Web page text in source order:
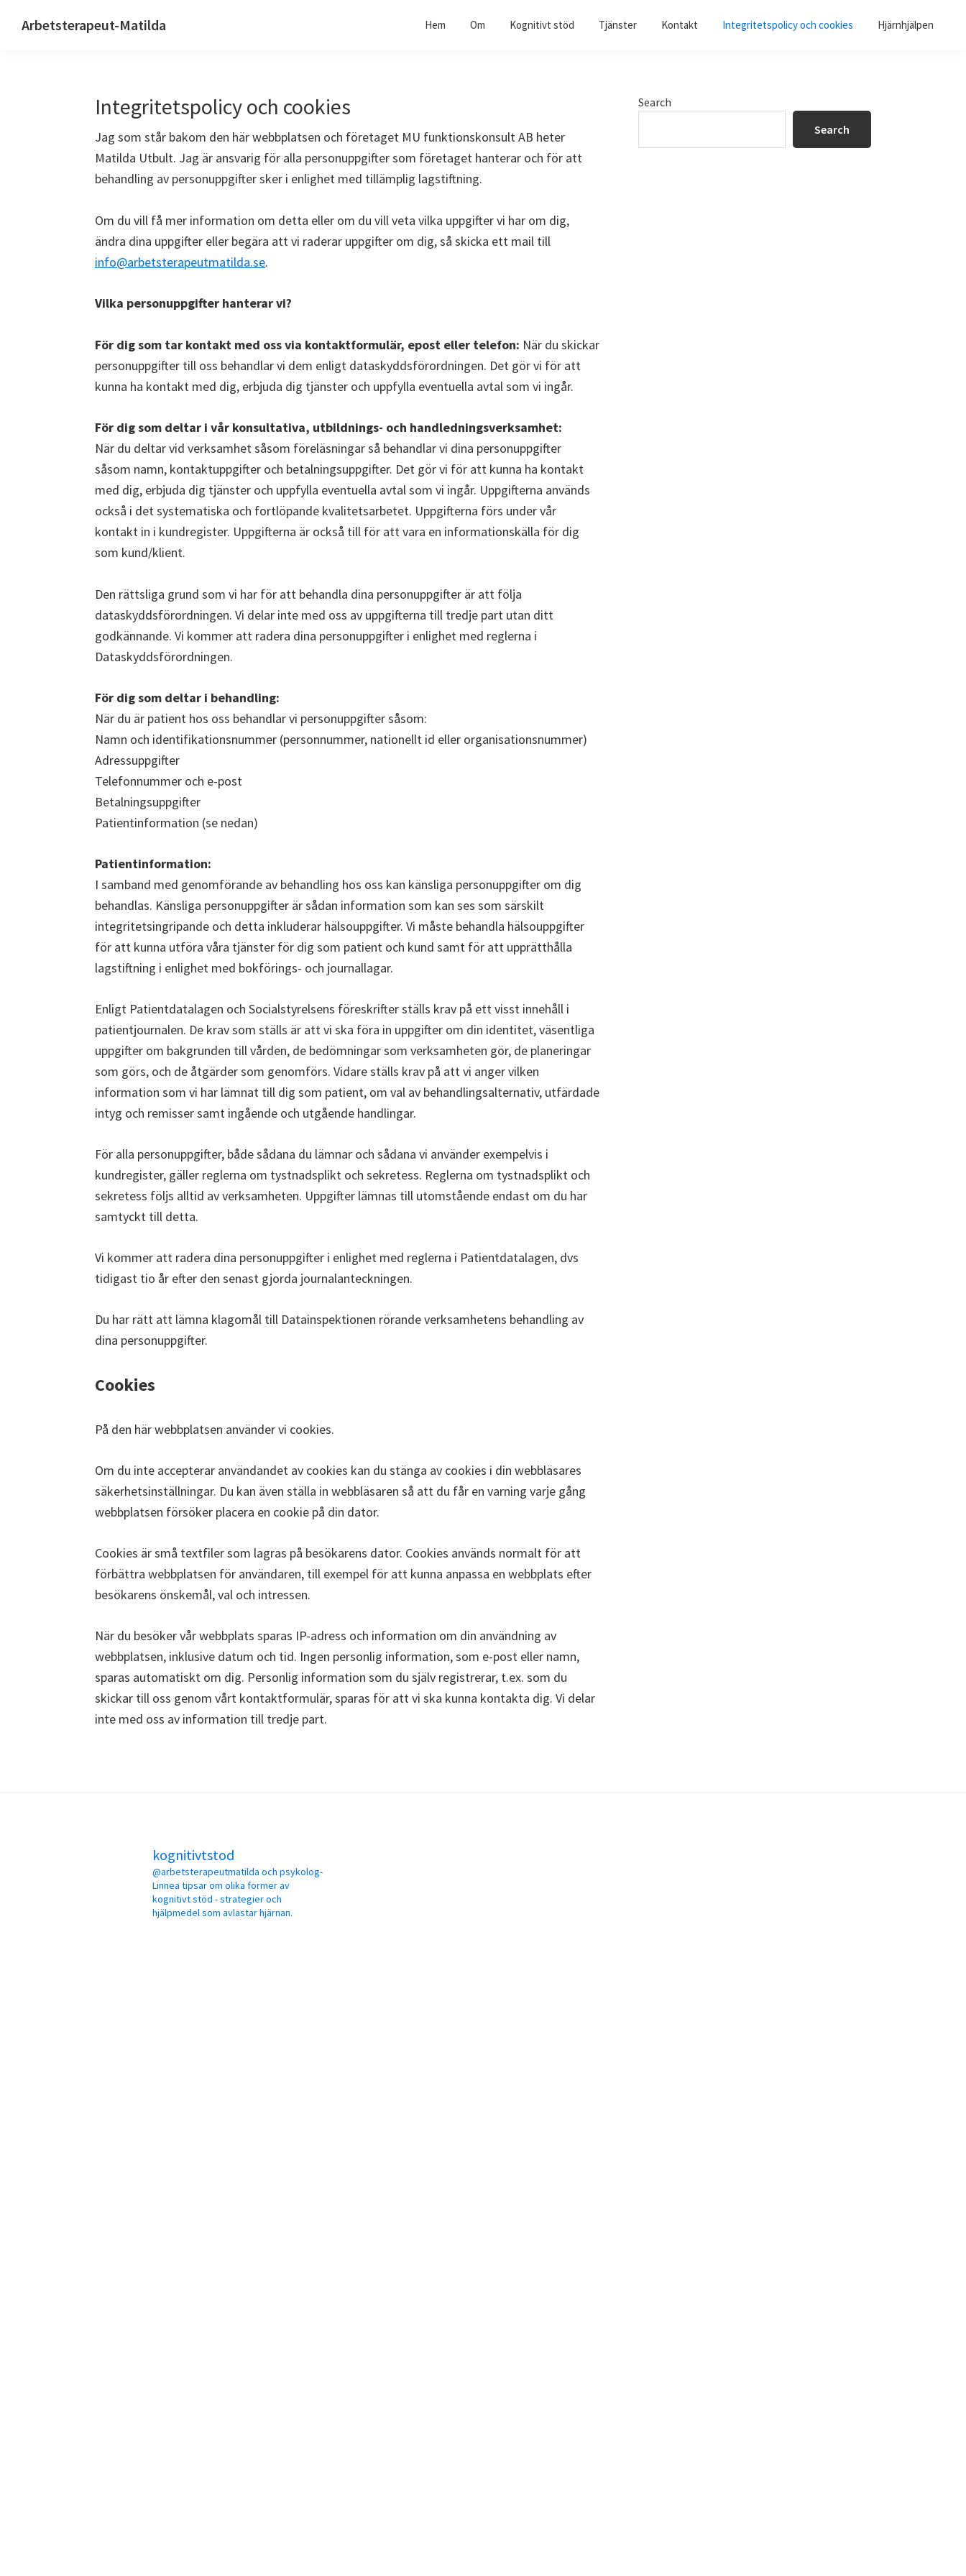
Arbetsterapeut-Matilda Hem Om Kognitivt stöd Tjänster Kontakt Integritetspolicy och cookies Hjärnhjälpen
Integritetspolicy och cookies
Jag som står bakom den här webbplatsen och företaget MU funktionskonsult AB heter
Matilda Utbult. Jag är ansvarig för alla personuppgifter som företaget hanterar och för att
behandling av personuppgifter sker i enlighet med tillämplig lagstiftning.
Om du vill få mer information om detta eller om du vill veta vilka uppgifter vi har om dig,
ändra dina uppgifter eller begära att vi raderar uppgifter om dig, så skicka ett mail till
info@arbetsterapeutmatilda.se.
Vilka personuppgifter hanterar vi?
För dig som tar kontakt med oss via kontaktformulär, epost eller telefon: När du skickar
personuppgifter till oss behandlar vi dem enligt dataskyddsförordningen. Det gör vi för att
kunna ha kontakt med dig, erbjuda dig tjänster och uppfylla eventuella avtal som vi ingår.
För dig som deltar i vår konsultativa, utbildnings- och handledningsverksamhet:
När du deltar vid verksamhet såsom föreläsningar så behandlar vi dina personuppgifter
såsom namn, kontaktuppgifter och betalningsuppgifter. Det gör vi för att kunna ha kontakt
med dig, erbjuda dig tjänster och uppfylla eventuella avtal som vi ingår. Uppgifterna används
också i det systematiska och fortlöpande kvalitetsarbetet. Uppgifterna förs under vår
kontakt in i kundregister. Uppgifterna är också till för att vara en informationskälla för dig
som kund/klient.
Den rättsliga grund som vi har för att behandla dina personuppgifter är att följa
dataskyddsförordningen. Vi delar inte med oss av uppgifterna till tredje part utan ditt
godkännande. Vi kommer att radera dina personuppgifter i enlighet med reglerna i
Dataskyddsförordningen.
För dig som deltar i behandling:
När du är patient hos oss behandlar vi personuppgifter såsom:
Namn och identifikationsnummer (personnummer, nationellt id eller organisationsnummer)
Adressuppgifter
Telefonnummer och e-post
Betalningsuppgifter
Patientinformation (se nedan)
Patientinformation:
I samband med genomförande av behandling hos oss kan känsliga personuppgifter om dig
behandlas. Känsliga personuppgifter är sådan information som kan ses som särskilt
integritetsingripande och detta inkluderar hälsouppgifter. Vi måste behandla hälsouppgifter
för att kunna utföra våra tjänster för dig som patient och kund samt för att upprätthålla
lagstiftning i enlighet med bokförings- och journallagar.
Enligt Patientdatalagen och Socialstyrelsens föreskrifter ställs krav på ett visst innehåll i
patientjournalen. De krav som ställs är att vi ska föra in uppgifter om din identitet, väsentliga
uppgifter om bakgrunden till vården, de bedömningar som verksamheten gör, de planeringar
som görs, och de åtgärder som genomförs. Vidare ställs krav på att vi anger vilken
information som vi har lämnat till dig som patient, om val av behandlingsalternativ, utfärdade
intyg och remisser samt ingående och utgående handlingar.
För alla personuppgifter, både sådana du lämnar och sådana vi använder exempelvis i
kundregister, gäller reglerna om tystnadsplikt och sekretess. Reglerna om tystnadsplikt och
sekretess följs alltid av verksamheten. Uppgifter lämnas till utomstående endast om du har
samtyckt till detta.
Vi kommer att radera dina personuppgifter i enlighet med reglerna i Patientdatalagen, dvs
tidigast tio år efter den senast gjorda journalanteckningen.
Du har rätt att lämna klagomål till Datainspektionen rörande verksamhetens behandling av
dina personuppgifter.
Cookies
På den här webbplatsen använder vi cookies.
Om du inte accepterar användandet av cookies kan du stänga av cookies i din webbläsares
säkerhetsinställningar. Du kan även ställa in webbläsaren så att du får en varning varje gång
webbplatsen försöker placera en cookie på din dator.
Cookies är små textfiler som lagras på besökarens dator. Cookies används normalt för att
förbättra webbplatsen för användaren, till exempel för att kunna anpassa en webbplats efter
besökarens önskemål, val och intressen.
När du besöker vår webbplats sparas IP-adress och information om din användning av
webbplatsen, inklusive datum och tid. Ingen personlig information, som e-post eller namn,
sparas automatiskt om dig. Personlig information som du själv registrerar, t.ex. som du
skickar till oss genom vårt kontaktformulär, sparas för att vi ska kunna kontakta dig. Vi delar
inte med oss av information till tredje part.
Primary
Search
Search
kognitivtstod
@arbetsterapeutmatilda och psykolog-
Linnea tipsar om olika former av
kognitivt stöd - strategier och
hjälpmedel som avlastar hjärnan.